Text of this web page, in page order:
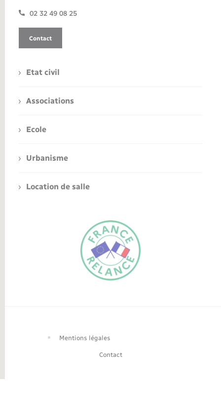
02 32 49 08 25
Contact
Etat civil
Associations
Ecole
Urbanisme
Location de salle
Mentions légales
Contact